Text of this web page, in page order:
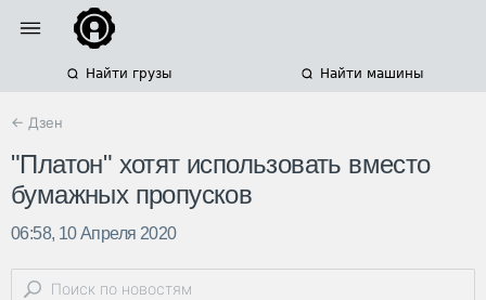
Найти грузы Найти машины
← Дзен
"Платон" хотят использовать вместо
бумажных пропусков
06:58, 10 Апреля 2020